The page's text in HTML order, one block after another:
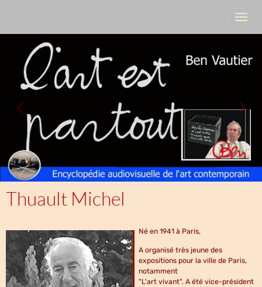
Thuault Michel
Né en 1941 à Paris,
A organisé très jeune des
expositions pour la ville de Paris,
notamment
"L'art vivant". A été vice-président